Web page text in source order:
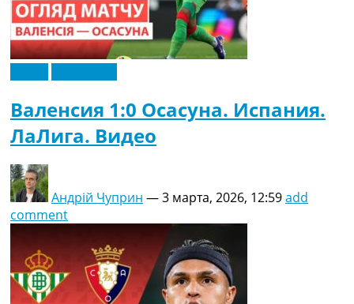
Валенсия 1:0 Осасуна. Испания.
ЛаЛига. Видео
Андрій Чуприн —3 марта, 2026, 12:59add
comment